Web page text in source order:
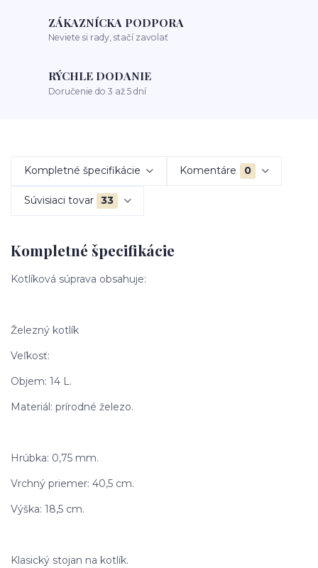
ZÁKAZNÍCKA PODPORA
Neviete si rady, stačí zavolať
RÝCHLE DODANIE
Doručenie do 3 až 5 dní
Kompletné špecifikácie Komentáre 0
Súvisiaci tovar 33
Kompletné špecifikácie
Kotlíková súprava obsahuje:
Železný kotlík
Veľkosť:
Objem: 14 L.
Materiál: prírodné železo.
Hrúbka: 0,75 mm.
Vrchný priemer: 40,5 cm.
Výška: 18,5 cm.
Klasický stojan na kotlík.